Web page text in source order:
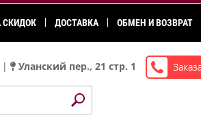
СКИДОК ДОСТАВКА ОБМЕН И ВОЗВРАТ
| Уланский пер., 21 стр. 1